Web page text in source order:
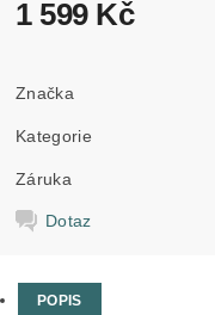
1 599 Kč
Značka
Kategorie
Záruka
Dotaz
POPIS